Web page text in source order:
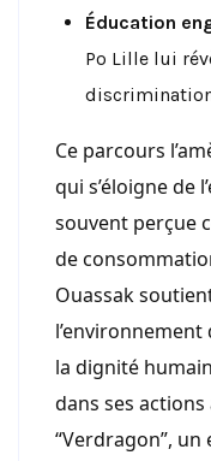
Éducation
Po Lille lui
Ce parcours
qui s’éloigne de
souvent perçue
de
Ouassak
la dignité
dans ses
“Verdragon”, un